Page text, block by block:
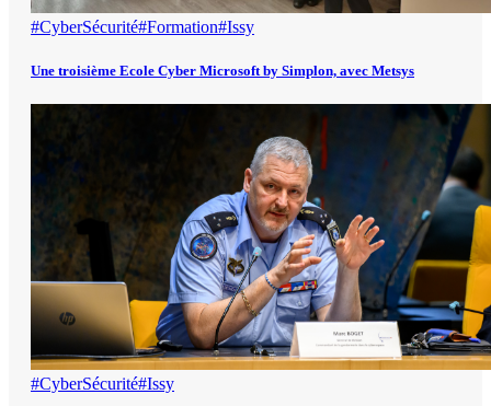
#CyberSécurité#Formation#Issy
Une troisième Ecole Cyber Microsoft by Simplon, avec Metsys
#CyberSécurité#Issy